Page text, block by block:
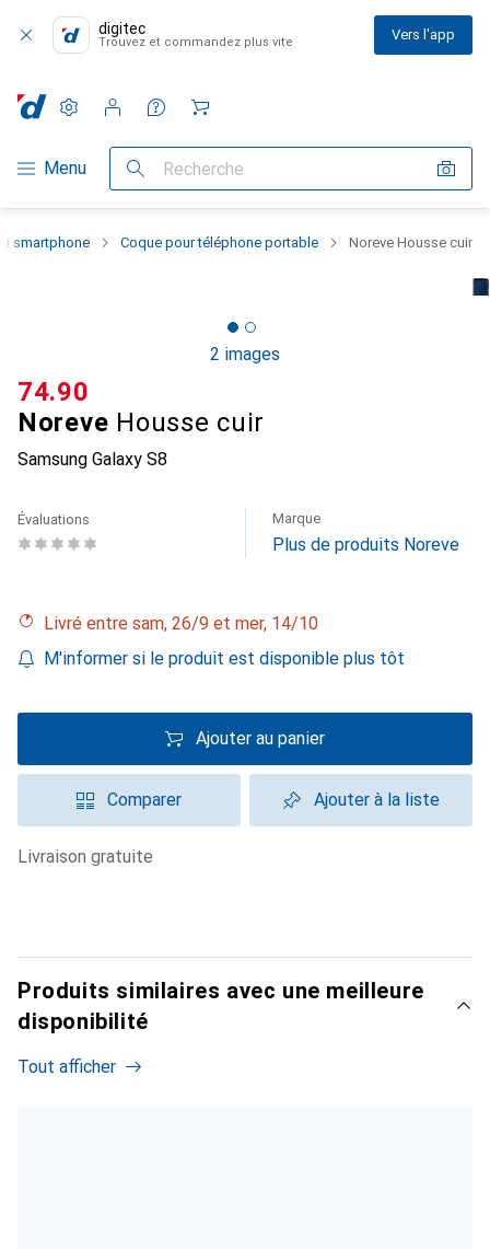
digitec
Trouvez et commandez plus vite Vers l'app
Navigation par catégorie
Menu Recherche
Paramètres
Compte client
Listes de comparaison
Listes d'envies
Panier
smartphone Coque pour téléphone portable Noreve Housse cuir
2 images
Noreve Housse cuir
Samsung Galaxy S8
CHF
74.90
Évaluations Marque
Plus de produits Noreve
Livré entre sam, 26/9 et mer, 14/10
M'informer si le produit est disponible plus tôt
Ajouter au panier
Comparer Ajouter à la liste
livraison gratuite
Produits similaires avec une meilleure
disponibilité
Tout afficher